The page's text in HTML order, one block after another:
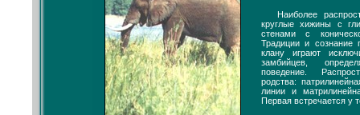
Наиболее
круглые хижины с
стенами с
Традиции и сознание
клану играют
замбийцев,
поведение.
родства:
линии и
Первая встречается у